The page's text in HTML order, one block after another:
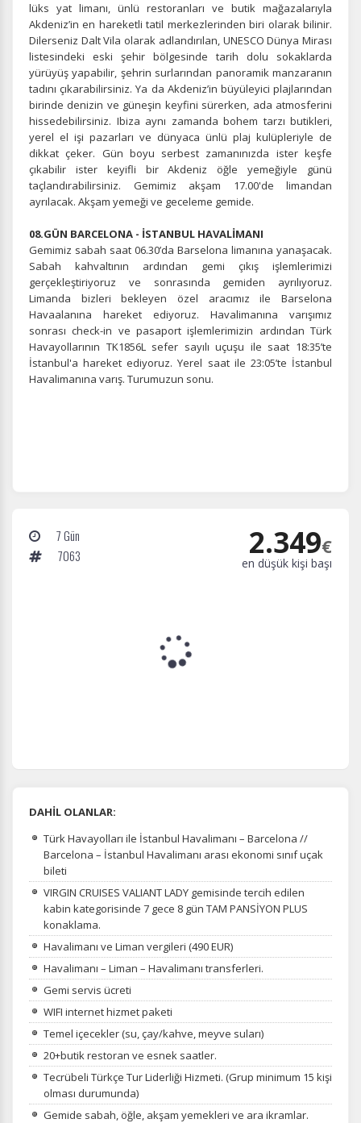
Tercihleri Kaydet
lüks yat limanı, ünlü restoranları ve butik mağazalarıyla
Akdeniz’in en hareketli tatil merkezlerinden biri olarak bilinir.
Dilerseniz Dalt Vila olarak adlandırılan, UNESCO Dünya Mirası
listesindeki eski şehir bölgesinde tarih dolu sokaklarda
yürüyüş yapabilir, şehrin surlarından panoramik manzaranın
tadını çıkarabilirsiniz. Ya da Akdeniz’in büyüleyici plajlarından
birinde denizin ve güneşin keyfini sürerken, ada atmosferini
hissedebilirsiniz. Ibiza aynı zamanda bohem tarzı butikleri,
yerel el işi pazarları ve dünyaca ünlü plaj kulüpleriyle de
dikkat çeker. Gün boyu serbest zamanınızda ister keşfe
çıkabilir ister keyifli bir Akdeniz öğle yemeğiyle günü
taçlandırabilirsiniz. Gemimiz akşam 17.00'de limandan
ayrılacak. Akşam yemeği ve geceleme gemide.
08.GÜN BARCELONA - İSTANBUL HAVALİMANI
Gemimiz sabah saat 06.30’da Barselona limanına yanaşacak.
Sabah kahvaltının ardından gemi çıkış işlemlerimizi
gerçekleştiriyoruz ve sonrasında gemiden ayrılıyoruz.
Limanda bizleri bekleyen özel aracımız ile Barselona
Havaalanına hareket ediyoruz. Havalimanına varışımız
sonrası check-in ve pasaport işlemlerimizin ardından Türk
Havayollarının TK1856L sefer sayılı uçuşu ile saat 18:35’te
İstanbul'a hareket ediyoruz. Yerel saat ile 23:05’te İstanbul
Havalimanına varış. Turumuzun sonu.
7 Gün
7063
2.349€
en düşük kişi başı
DAHİL OLANLAR:
Türk Havayolları ile İstanbul Havalimanı – Barcelona //
Barcelona – İstanbul Havalimanı arası ekonomi sınıf uçak
bileti
VIRGIN CRUISES VALIANT LADY gemisinde tercih edilen
kabin kategorisinde 7 gece 8 gün TAM PANSİYON PLUS
konaklama.
Havalimanı ve Liman vergileri (490 EUR)
Havalimanı – Liman – Havalimanı transferleri.
Gemi servis ücreti
WIFI internet hizmet paketi
Temel içecekler (su, çay/kahve, meyve suları)
20+butik restoran ve esnek saatler.
Tecrübeli Türkçe Tur Liderliği Hizmeti. (Grup minimum 15 kişi
olması durumunda)
Gemide sabah, öğle, akşam yemekleri ve ara ikramlar.